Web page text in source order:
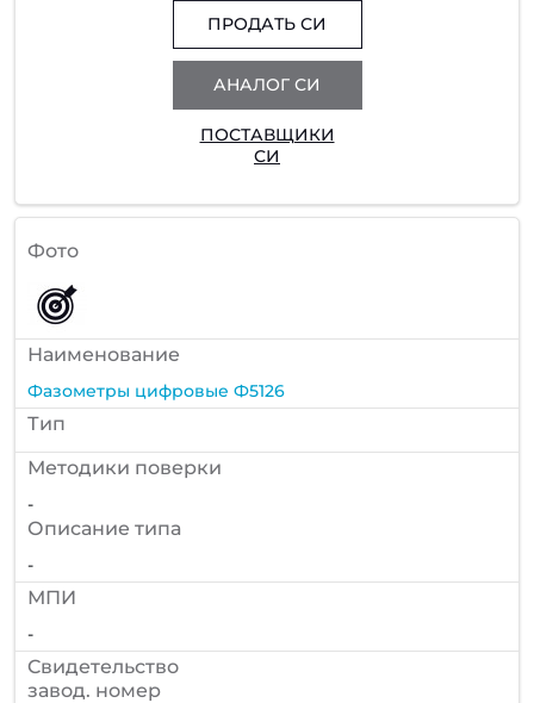
ПРОДАТЬ СИ
АНАЛОГ СИ
ПОСТАВЩИКИ
СИ
Фото
Наименование
Фазометры цифровые Ф5126
Тип
Методики поверки
-
Описание типа
-
МПИ
-
Cвидетельство
завод. номер